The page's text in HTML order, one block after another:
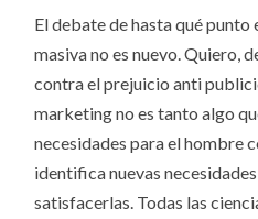
El debate de hasta qué
masiva no es nuevo. Quiero,
contra el prejuicio anti
marketing no es tanto algo
necesidades para el hombre
identifica nuevas
satisfacerlas. Todas las